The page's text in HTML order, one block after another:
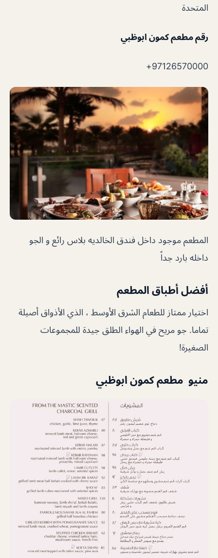
المتحدة
رقم مطعم كمون ابوظبي
97126570000+
المطعم موجود داخل فندق الخالديه بلاس رائع و الجو
داخله بارد جداً
أفضل أطباق المطعم
اختيار ممتاز للطعام الشرق الأوسط ، الذي الأذواق أصيلة
تماما. جو مريح في الهواء الطلق جيدة للمجموعات
الصغيرة!
منيو مطعم كمون ابوظبي